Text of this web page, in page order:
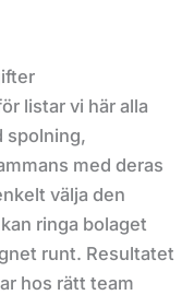
listar vi här alla
spolning,
med deras
välja den
ringa bolaget
runt. Resultatet
hos rätt team